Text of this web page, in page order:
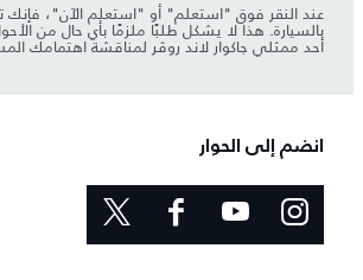
عند النقر فوق "استعلم" أو "استعلم الآن"،
بالسيارة. هذا لا يشكل طلبًا ملزمًا بأي حال من
أحد ممثلي جاكوار لاند روڤر لمناقشة اهتمامك
انضم إلى الحوار